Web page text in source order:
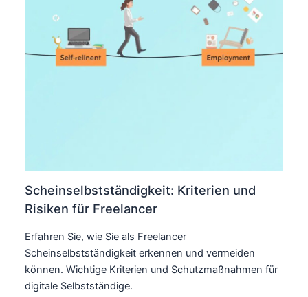
Scheinselbstständigkeit: Kriterien und
Risiken für Freelancer
Erfahren Sie, wie Sie als Freelancer
Scheinselbstständigkeit erkennen und vermeiden
können. Wichtige Kriterien und Schutzmaßnahmen für
digitale Selbstständige.